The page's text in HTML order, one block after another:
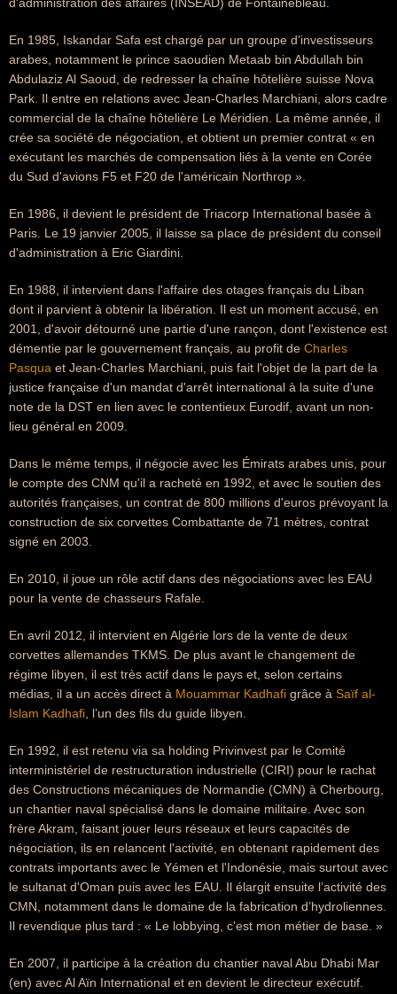
En 1985, Iskandar Safa est chargé par un groupe d’investisseurs
arabes, notamment le prince saoudien Metaab bin Abdullah bin
Abdulaziz Al Saoud, de redresser la chaîne hôtelière suisse Nova
Park. Il entre en relations avec Jean-Charles Marchiani, alors cadre
commercial de la chaîne hôtelière Le Méridien. La même année, il
crée sa société de négociation, et obtient un premier contrat « en
exécutant les marchés de compensation liés à la vente en Corée
du Sud d'avions F5 et F20 de l'américain Northrop ».
En 1986, il devient le président de Triacorp International basée à
Paris. Le 19 janvier 2005, il laisse sa place de président du conseil
d'administration à Eric Giardini.
En 1988, il intervient dans l'affaire des otages français du Liban
dont il parvient à obtenir la libération. Il est un moment accusé, en
2001, d'avoir détourné une partie d'une rançon, dont l'existence est
démentie par le gouvernement français, au profit de Charles
Pasqua et Jean-Charles Marchiani, puis fait l'objet de la part de la
justice française d'un mandat d'arrêt international à la suite d'une
note de la DST en lien avec le contentieux Eurodif, avant un non-
lieu général en 2009.
Dans le même temps, il négocie avec les Émirats arabes unis, pour
le compte des CNM qu'il a racheté en 1992, et avec le soutien des
autorités françaises, un contrat de 800 millions d'euros prévoyant la
construction de six corvettes Combattante de 71 mètres, contrat
signé en 2003.
En 2010, il joue un rôle actif dans des négociations avec les EAU
pour la vente de chasseurs Rafale.
En avril 2012, il intervient en Algérie lors de la vente de deux
corvettes allemandes TKMS. De plus avant le changement de
régime libyen, il est très actif dans le pays et, selon certains
médias, il a un accès direct à Mouammar Kadhafi grâce à Saïf al-
Islam Kadhafi , l’un des fils du guide libyen.
En 1992, il est retenu via sa holding Privinvest par le Comité
interministériel de restructuration industrielle (CIRI) pour le rachat
des Constructions mécaniques de Normandie (CMN) à Cherbourg,
un chantier naval spécialisé dans le domaine militaire. Avec son
frère Akram, faisant jouer leurs réseaux et leurs capacités de
négociation, ils en relancent l'activité, en obtenant rapidement des
contrats importants avec le Yémen et l'Indonésie, mais surtout avec
le sultanat d'Oman puis avec les EAU. Il élargit ensuite l’activité des
CMN, notamment dans le domaine de la fabrication d’hydroliennes.
Il revendique plus tard : « Le lobbying, c'est mon métier de base. »
En 2007, il participe à la création du chantier naval Abu Dhabi Mar
(en) avec Al Aïn International et en devient le directeur exécutif.